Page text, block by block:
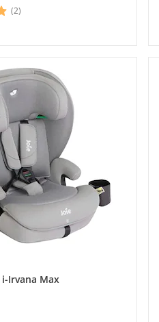
(2)
Irvana Max